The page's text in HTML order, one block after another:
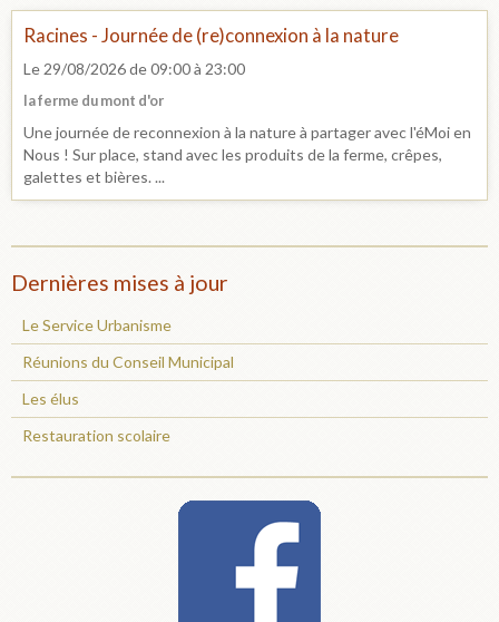
Racines - Journée de (re)connexion à la nature
Le 29/08/2026de 09:00à 23:00
la ferme du mont d'or
Une journée de reconnexion à la nature à partager avec l'éMoi en
Nous ! Sur place, stand avec les produits de la ferme, crêpes,
galettes et bières. ...
Dernières mises à jour
Le Service Urbanisme
Réunions du Conseil Municipal
Les élus
Restauration scolaire